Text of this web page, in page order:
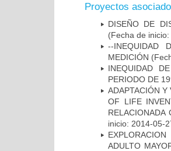
Proyectos
DISEÑO DE
(Fecha de
--INEQUIDAD
MEDICIÓN
INEQUIDAD
PERIODO DE
ADAPTACIÓN
OF LIFE
inicio: 2014-05-
ADULTO